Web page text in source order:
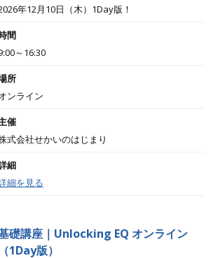
年12月10日（木）1Day版！
間
～16:30
所
ンライン
催
式会社せかいのはじまり
細
細を見る
礎講座｜Unlocking EQ オンライン
（1Day版）